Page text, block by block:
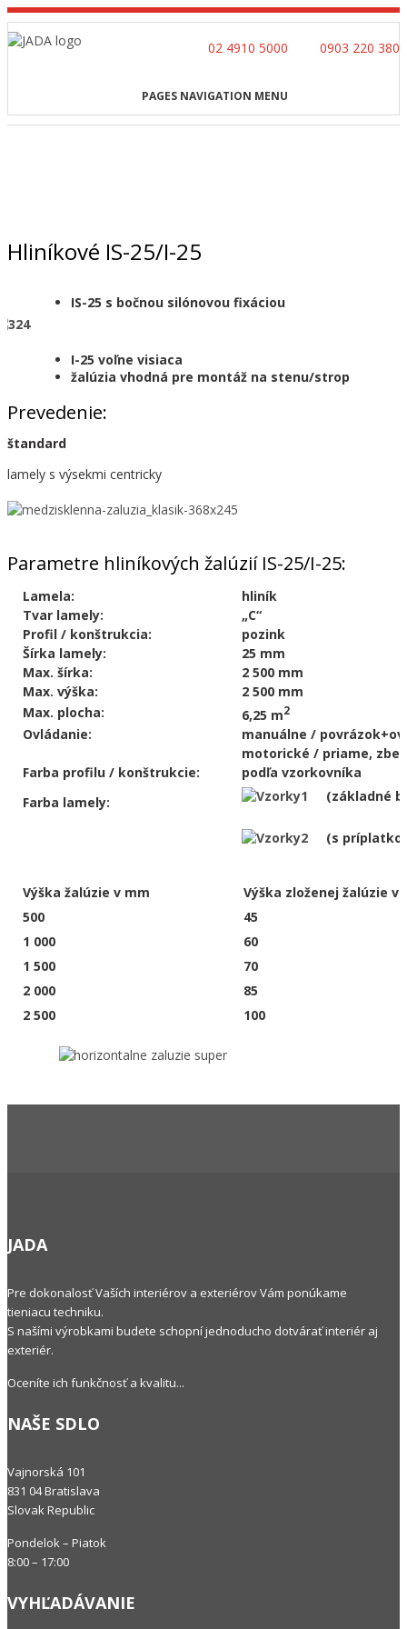
0903 220 380
02 4910 5000
PAGES NAVIGATION MENU
Hliníkové IS-25/I-25
IS-25 s bočnou silónovou fixáciou
I-25 voľne visiaca
žalúzia vhodná pre montáž na stenu/strop
Prevedenie:
štandard
lamely s výsekmi centricky
Parametre hliníkových žalúzií IS-25/I-25:
Lamela:
hliník
Tvar lamely:
„C“
Profil / konštrukcia:
pozink
Šírka lamely:
25 mm
Max. šírka:
2 500 mm
Max. výška:
2 500 mm
Max. plocha:
6,25 m2
Ovládanie:
manuálne /
motorické / priame,
Farba profilu / konštrukcie:
podľa vzorkovníka
Farba lamely:
(základné
(s
Výška žalúzie v mm
Výška zloženej žalúzie v
500
45
1 000
60
1 500
70
2 000
85
2 500
100
JADA
Pre dokonalosť Vaších interiérov a exteriérov Vám ponúkame
tieniacu techniku.
S našími výrobkami budete schopní jednoducho dotvárať interiér aj
exteriér.
Oceníte ich funkčnosť a kvalitu...
NAŠE SDLO
Vajnorská 101
831 04 Bratislava
Slovak Republic
Pondelok – Piatok
8:00 – 17:00
VYHĽADÁVANIE